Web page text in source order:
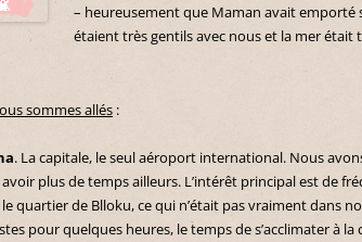
– heureusement que Maman avait emporté
étaient très gentils avec nous et la mer était
sommes allés :
. La capitale, le seul aéroport international. Nous
plus de temps ailleurs. L’intérêt principal est de
quartier de Blloku, ce qui n’était pas vraiment dans
pour quelques heures, le temps de s’acclimater à la